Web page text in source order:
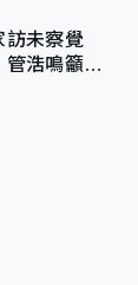
訪未察覺
浩鳴籲加